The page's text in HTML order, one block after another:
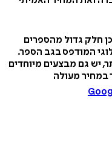
חלק גדול מהספרים
המודפס בגב הספר.
יש גם מבצעים מיוחדים
במחיר מעולה